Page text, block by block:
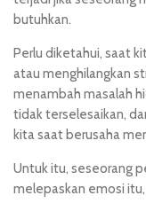
butuhkan.
Perlu diketahui, saat
atau menghilangkan
menambah masalah
tidak terselesaikan,
kita saat berusaha
Untuk itu, seseorang
melepaskan emosi